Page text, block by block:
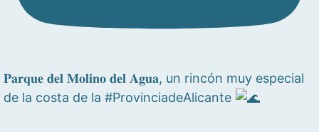
𝐏𝐚𝐫𝐪𝐮𝐞 𝐝𝐞𝐥 𝐌𝐨𝐥𝐢𝐧𝐨 𝐝𝐞𝐥 𝐀𝐠𝐮𝐚, un rincón muy especial
de la costa de la #ProvinciadeAlicante